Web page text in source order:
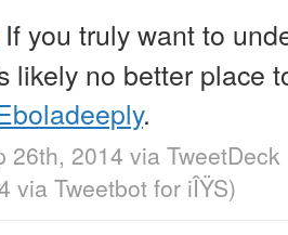
If you truly want to
likely no better place
.
26th, 2014 via TweetDeck
via Tweetbot for iÎŸS)